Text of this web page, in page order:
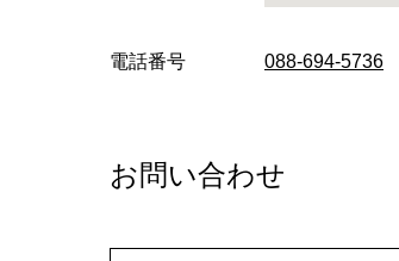
電話番号 088-694-5736
お問い合わせ